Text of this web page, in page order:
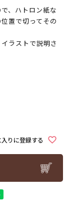
、ハトロン紙な
置で切ってその
ラストで説明さ
りに登録する